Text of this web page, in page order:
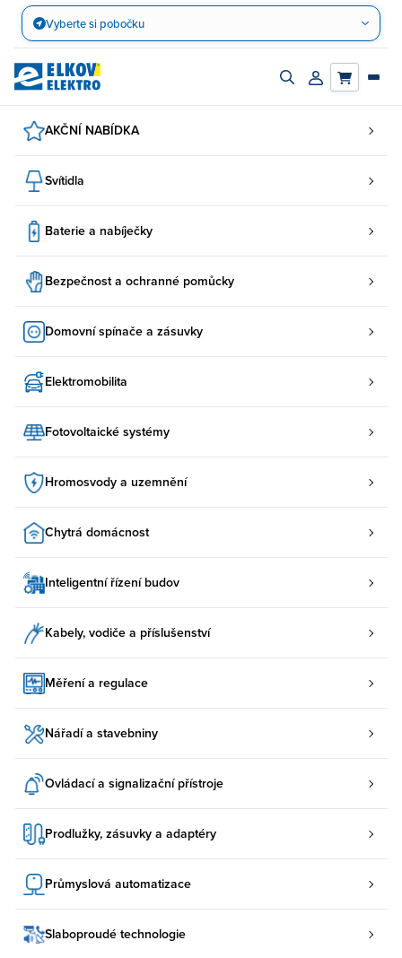
Přejít
obsah
Vyberte si pobočku
Zapnout/vypnout
Přihlásit/
AKČNÍ NABÍDKA
Svítidla
Baterie a nabíječky
Bezpečnost a ochranné pomůcky
Domovní spínače a zásuvky
Elektromobilita
Fotovoltaické systémy
Hromosvody a uzemnění
Chytrá domácnost
Inteligentní řízení budov
Kabely, vodiče a příslušenství
Měření a regulace
Nářadí a stavebniny
Ovládací a signalizační přístroje
Prodlužky, zásuvky a adaptéry
Průmyslová automatizace
Slaboproudé technologie